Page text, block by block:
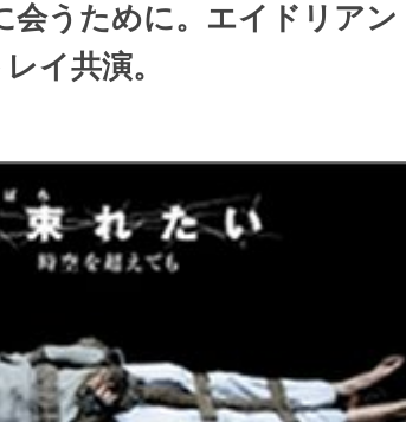
会うために。エイドリアン
イ共演。